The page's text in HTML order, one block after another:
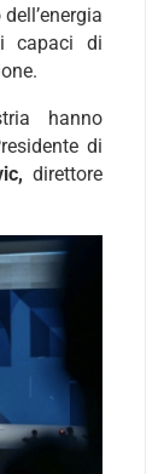
capaci di
hanno
di
direttore